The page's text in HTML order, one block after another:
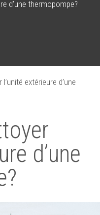
d’une thermopompe?
extérieure d’une
d’une